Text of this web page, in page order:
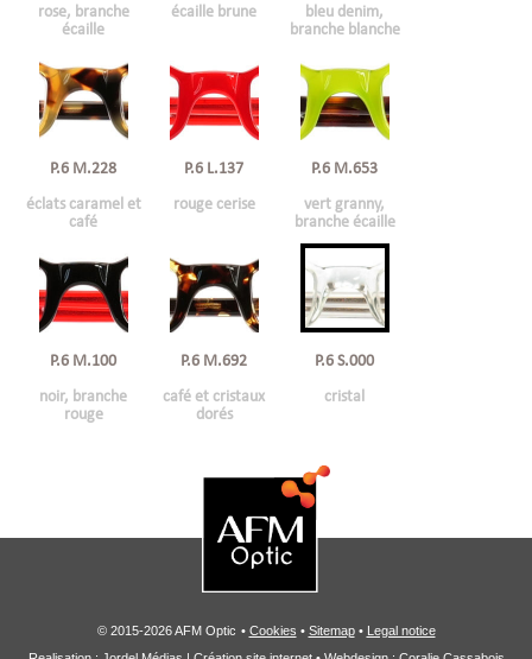
rose, branche
écaille
écaille brune
bleu denim,
branche blanche
P.6 M.228
éclats caramel et
café
P.6 L.137
rouge cerise
P.6 M.653
vert granny,
branche écaille
P.6 M.100
noir, branche
rouge
P.6 M.692
café et cristaux
dorés
P.6 S.000
cristal
© 2015-2026 AFM Optic • Cookies • Sitemap•
Legal notice